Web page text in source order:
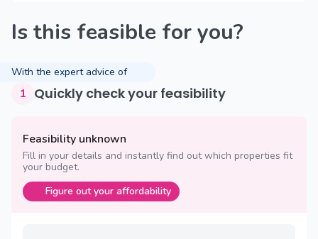
Is this feasible for you?
With the expert advice of
1 Quickly check your feasibility
Feasibility unknown
Fill in your details and instantly find out which properties fit
your budget.
Figure out your affordability